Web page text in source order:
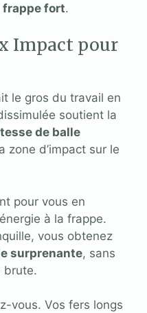
fort.
Impact pour
le gros du travail en
soutient la
de balle
zone d’impact sur le
pour vous en
à la frappe.
vous obtenez
surprenante, sans
brute.
vous. Vos fers longs